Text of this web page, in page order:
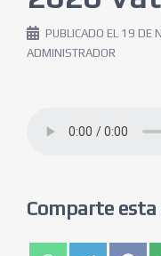
PUBLICADO EL 19 DE
ADMINISTRADOR
Comparte